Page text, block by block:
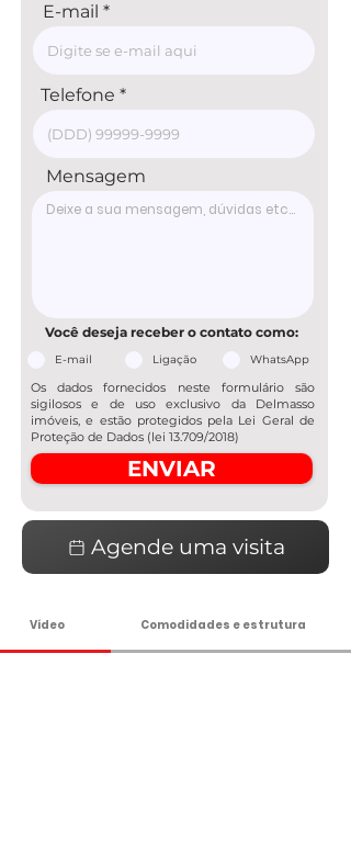
E-mail
Telefone
Mensagem
Você deseja receber o contato como:
E-mail Ligação WhatsApp
Os dados fornecidos neste formulário são
sigilosos e de uso exclusivo da Delmasso
imóveis, e estão protegidos pela Lei Geral de
Proteção de Dados (lei 13.709/2018)
ENVIAR
Agende uma visita
Vídeo Comodidades e estrutura